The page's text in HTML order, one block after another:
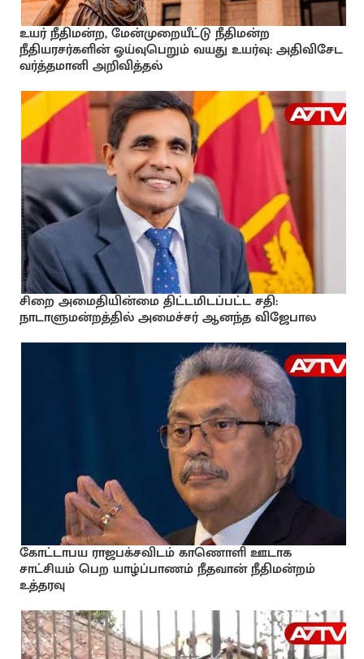
உயர் நீதிமன்ற, மேன்முறையீட்டு நீதிமன்ற
நீதியரசர்களின் ஓய்வுபெறும் வயது உயர்வு: அதிவிசேட
வர்த்தமானி அறிவித்தல்
சிறை அமைதியின்மை திட்டமிடப்பட்ட சதி:
நாடாளுமன்றத்தில் அமைச்சர் ஆனந்த விஜேபால
கோட்டாபய ராஜபக்சவிடம் காணொளி ஊடாக
சாட்சியம் பெற யாழ்ப்பாணம் நீதவான் நீதிமன்றம்
உத்தரவு